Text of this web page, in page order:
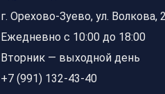
г. Орехово-Зуево, ул. Волкова,
Ежедневно с 10:00 до 18:00
Вторник — выходной день
+7 (991) 132-43-40